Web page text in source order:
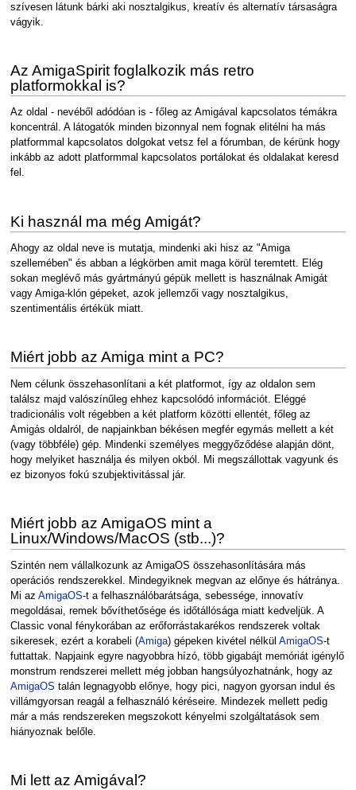
szívesen látunk bárki aki nosztalgikus, kreatív és alternatív társaságra
vágyik.
Az AmigaSpirit foglalkozik más retro
platformokkal is?
Az oldal - nevéből adódóan is - főleg az Amigával kapcsolatos témákra
koncentrál. A látogatók minden bizonnyal nem fognak elitélni ha más
platformmal kapcsolatos dolgokat vetsz fel a fórumban, de kérünk hogy
inkább az adott platformmal kapcsolatos portálokat és oldalakat keresd
fel.
Ki használ ma még Amigát?
Ahogy az oldal neve is mutatja, mindenki aki hisz az "Amiga
szellemében" és abban a légkörben amit maga körül teremtett. Elég
sokan meglévő más gyártmányú gépük mellett is használnak Amigát
vagy Amiga-klón gépeket, azok jellemzői vagy nosztalgikus,
szentimentális értékük miatt.
Miért jobb az Amiga mint a PC?
Nem célunk összehasonlítani a két platformot, így az oldalon sem
találsz majd valószínűleg ehhez kapcsolódó információt. Eléggé
tradicionális volt régebben a két platform közötti ellentét, főleg az
Amigás oldalról, de napjainkban békésen megfér egymás mellett a két
(vagy többféle) gép. Mindenki személyes meggyőződése alapján dönt,
hogy melyiket használja és milyen okból. Mi megszállottak vagyunk és
ez bizonyos fokú szubjektivitással jár.
Miért jobb az AmigaOS mint a
Linux/Windows/MacOS (stb...)?
Szintén nem vállalkozunk az AmigaOS összehasonlítására más
operációs rendszerekkel. Mindegyiknek megvan az előnye és hátránya.
Mi az AmigaOS-t a felhasználóbarátsága, sebessége, innovatív
megoldásai, remek bővíthetősége és időtállósága miatt kedveljük. A
Classic vonal fénykorában az erőforrástakarékos rendszerek voltak
sikeresek, ezért a korabeli (Amiga) gépeken kivétel nélkül AmigaOS-t
futtattak. Napjaink egyre nagyobbra hízó, több gigabájt memóriát igénylő
monstrum rendszerei mellett még jobban hangsúlyozhatnánk, hogy az
AmigaOS talán legnagyobb előnye, hogy pici, nagyon gyorsan indul és
villámgyorsan reagál a felhasználó kéréseire. Mindezek mellett pedig
már a más rendszereken megszokott kényelmi szolgáltatások sem
hiányoznak belőle.
Mi lett az Amigával?